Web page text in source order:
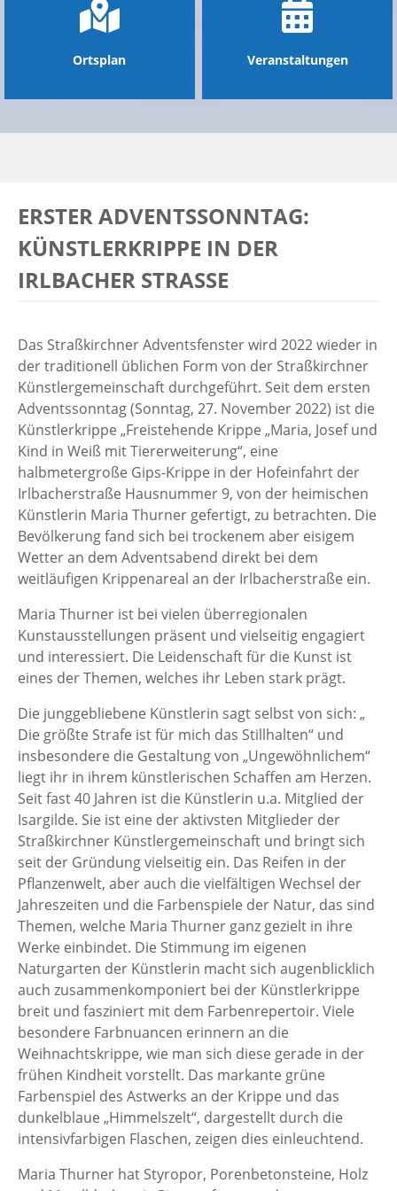
Ortsplan Veranstaltungen
ERSTER ADVENTSSONNTAG:
KÜNSTLERKRIPPE IN DER
IRLBACHER STRASSE
Das Straßkirchner Adventsfenster wird 2022 wieder in
der traditionell üblichen Form von der Straßkirchner
Künstlergemeinschaft durchgeführt. Seit dem ersten
Adventssonntag (Sonntag, 27. November 2022) ist die
Künstlerkrippe „Freistehende Krippe „Maria, Josef und
Kind in Weiß mit Tiererweiterung“, eine
halbmetergroße Gips-Krippe in der Hofeinfahrt der
Irlbacherstraße Hausnummer 9, von der heimischen
Künstlerin Maria Thurner gefertigt, zu betrachten. Die
Bevölkerung fand sich bei trockenem aber eisigem
Wetter an dem Adventsabend direkt bei dem
weitläufigen Krippenareal an der Irlbacherstraße ein.
Maria Thurner ist bei vielen überregionalen
Kunstausstellungen präsent und vielseitig engagiert
und interessiert. Die Leidenschaft für die Kunst ist
eines der Themen, welches ihr Leben stark prägt.
Die junggebliebene Künstlerin sagt selbst von sich: „
Die größte Strafe ist für mich das Stillhalten“ und
insbesondere die Gestaltung von „Ungewöhnlichem“
liegt ihr in ihrem künstlerischen Schaffen am Herzen.
Seit fast 40 Jahren ist die Künstlerin u.a. Mitglied der
Isargilde. Sie ist eine der aktivsten Mitglieder der
Straßkirchner Künstlergemeinschaft und bringt sich
seit der Gründung vielseitig ein. Das Reifen in der
Pflanzenwelt, aber auch die vielfältigen Wechsel der
Jahreszeiten und die Farbenspiele der Natur, das sind
Themen, welche Maria Thurner ganz gezielt in ihre
Werke einbindet. Die Stimmung im eigenen
Naturgarten der Künstlerin macht sich augenblicklich
auch zusammenkomponiert bei der Künstlerkrippe
breit und fasziniert mit dem Farbenrepertoir. Viele
besondere Farbnuancen erinnern an die
Weihnachtskrippe, wie man sich diese gerade in der
frühen Kindheit vorstellt. Das markante grüne
Farbenspiel des Astwerks an der Krippe und das
dunkelblaue „Himmelszelt“, dargestellt durch die
intensivfarbigen Flaschen, zeigen dies einleuchtend.
Maria Thurner hat Styropor, Porenbetonsteine, Holz